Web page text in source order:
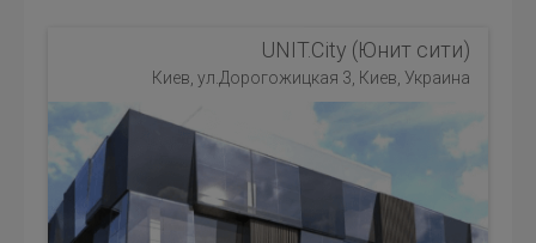
UNIT.City (Юнит сити)
Киев, ул.Дорогожицкая 3, Киев, Украина